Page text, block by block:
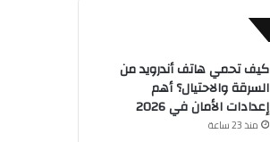
كيف تحمي هاتف أندرويد من
السرقة والاحتيال؟ أهم
إعدادات الأمان في 2026
منذ 23 ساعة